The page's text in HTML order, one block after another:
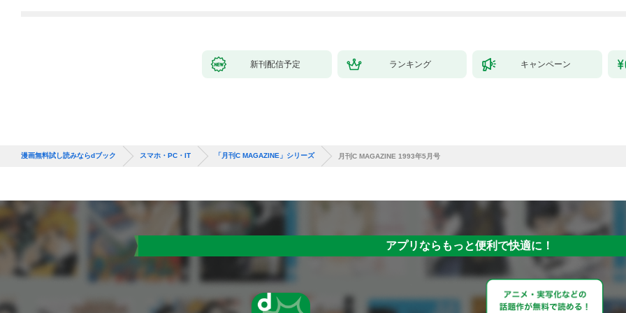
新刊配信予定 ランキング キャンペーン
漫画無料試し読みならdブック スマホ・PC・IT 「月刊C MAGAZINE」シリーズ 月刊C MAGAZINE 1993年5月号
アプリならもっと便利で快適に！